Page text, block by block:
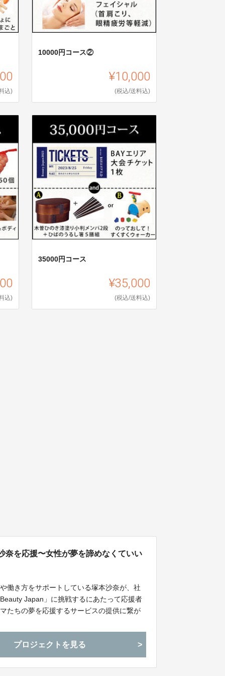
込)
10000円コース②
¥10,000
(税込/送料込)
込)
35000円コース
¥35,000
(税込/送料込)
を応援〜女性が夢を諦めなくていい
働き方をサポートしている塚本沙奈が、社
Japan」に挑戦するにあたって応援者
たちの夢を応援するサービスの提供に繋が
プロジェクトを見る